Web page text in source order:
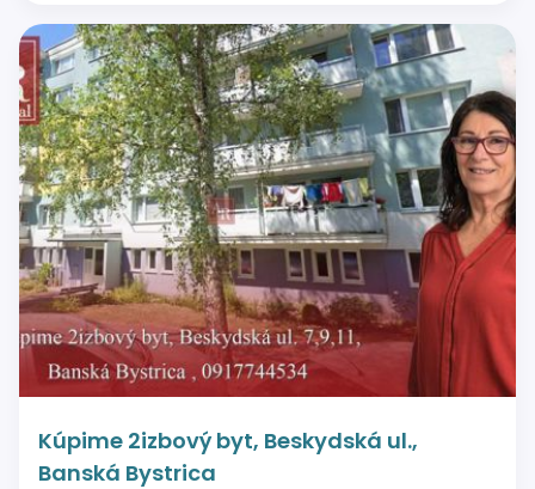
Kúpime 2izbový byt, Beskydská ul.,
Banská Bystrica